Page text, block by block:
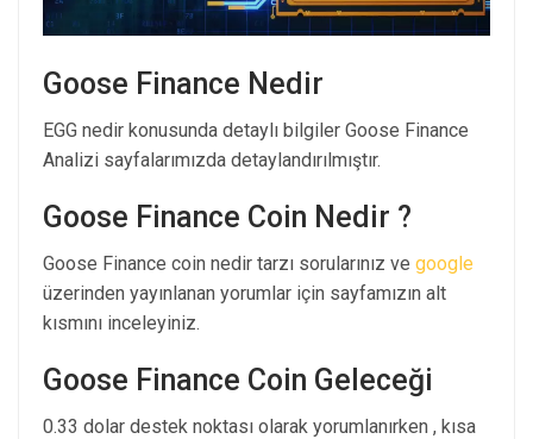
Goose Finance Nedir
EGG nedir konusunda detaylı bilgiler Goose Finance
Analizi sayfalarımızda detaylandırılmıştır.
Goose Finance Coin Nedir ?
Goose Finance coin nedir tarzı sorularınız ve google
üzerinden yayınlanan yorumlar için sayfamızın alt
kısmını inceleyiniz.
Goose Finance Coin Geleceği
0.33 dolar destek noktası olarak yorumlanırken , kısa